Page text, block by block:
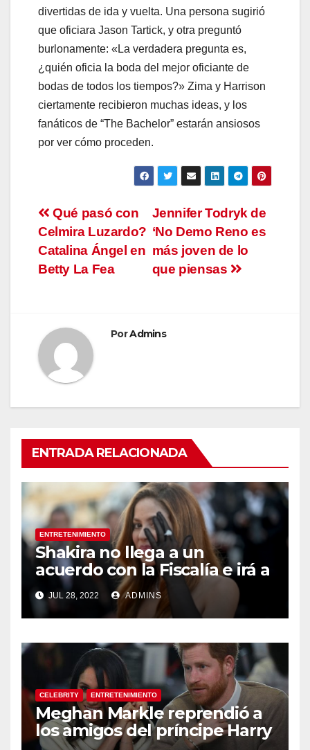
divertidas de ida y vuelta. Una persona sugirió
que oficiara Jason Tartick, y otra preguntó
burlonamente: «La verdadera pregunta es,
¿quién oficia la boda del mejor oficiante de
bodas de todos los tiempos?» Zima y Harrison
ciertamente recibieron muchas ideas, y los
fanáticos de “The Bachelor” estarán ansiosos
por ver cómo proceden.
Navegación
de
entradas
Jennifer Todryk de
‘No Demo Reno es
más joven de lo
que piensas
Qué pasó con
Celmira Luzardo?
Catalina Ángel en
Betty La Fea
PorAdmins
ENTRADA RELACIONADA
ENTRETENIMIENTO
Shakira no llega a un
acuerdo con la Fiscalía e irá a
juicio en España por
presunta evasión fiscal
JUL 28, 2022 ADMINS
CELEBRITY ENTRETENIMIENTO
Meghan Markle reprendió a
los amigos del príncipe Harry